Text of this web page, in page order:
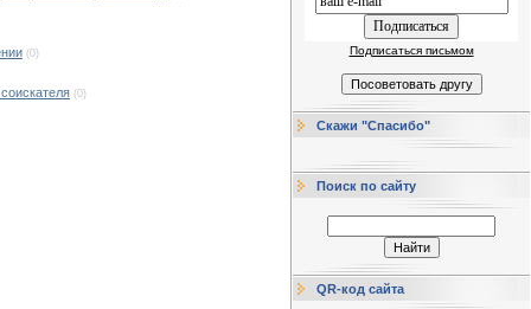
(0)
(0)
Подписаться письмом
Скажи "Спасибо"
Поиск по сайту
QR-код сайта